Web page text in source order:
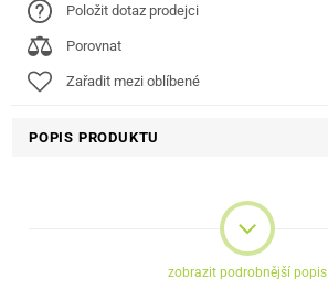
Položit dotaz prodejci
Porovnat
Zařadit mezi oblíbené
POPIS PRODUKTU
zobrazit podrobnější popis